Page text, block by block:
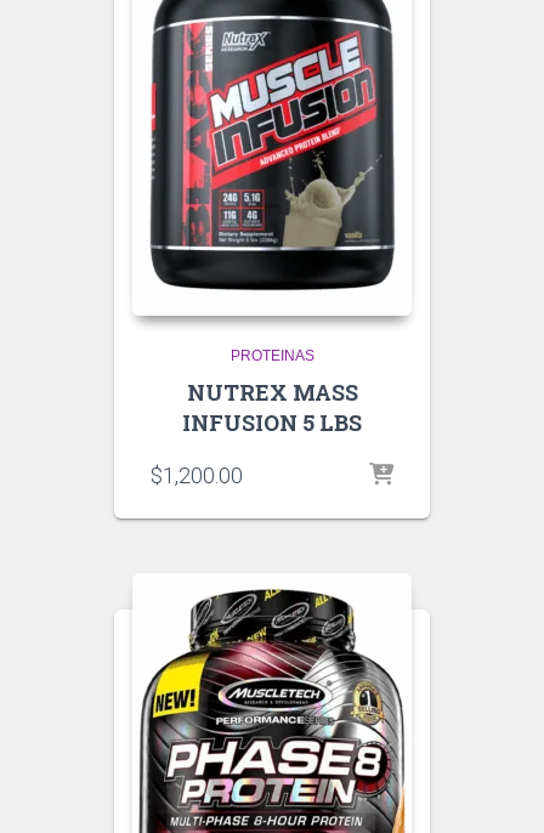
PROTEINAS
NUTREX MASS
INFUSION 5 LBS
$1,200.00